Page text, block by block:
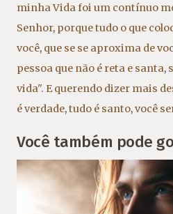
minha Vida foi um contínuo
Senhor, porque tudo o que
você, que se se aproxima de
pessoa que não é reta e santa,
vida". E querendo dizer mais
é verdade,tudo é santo,você
Você também pode